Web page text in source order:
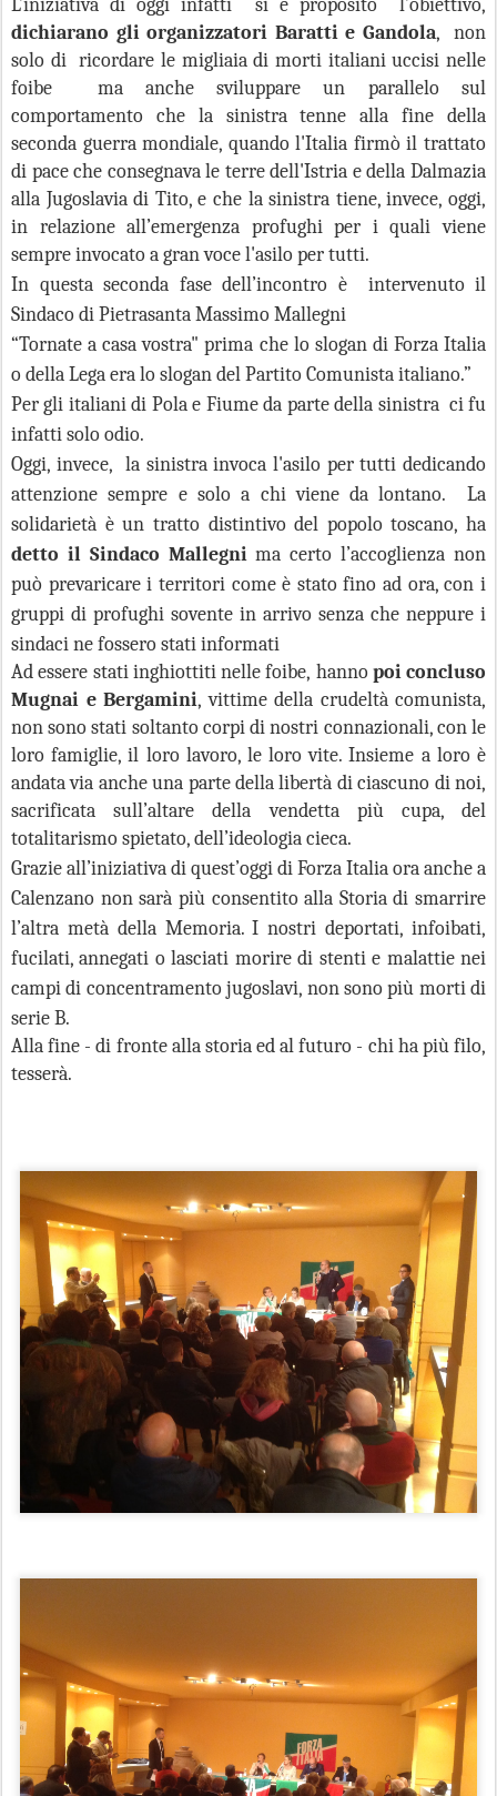
L’iniziativa di oggi infatti si è proposito l’obiettivo,
dichiarano gli organizzatori Baratti e Gandola, non
solo di ricordare le migliaia di morti italiani uccisi nelle
foibe ma anche sviluppare un parallelo sul
comportamento che la sinistra tenne alla fine della
seconda guerra mondiale, quando l'Italia firmò il trattato
di pace che consegnava le terre dell'Istria e della Dalmazia
alla Jugoslavia di Tito, e che la sinistra tiene, invece, oggi,
in relazione all’emergenza profughi per i quali viene
sempre invocato a gran voce l'asilo per tutti.
In questa seconda fase dell’incontro è intervenuto il
Sindaco di Pietrasanta Massimo Mallegni
“Tornate a casa vostra" prima che lo slogan di Forza Italia
o della Lega era lo slogan del Partito Comunista italiano.”
Per gli italiani di Pola e Fiume da parte della sinistra ci fu
infatti solo odio.
Oggi, invece, la sinistra invoca l'asilo per tutti dedicando
attenzione sempre e solo a chi viene da lontano. La
solidarietà è un tratto distintivo del popolo toscano, ha
detto il Sindaco Mallegnima certo l’accoglienza non
può prevaricare i territori come è stato fino ad ora, con i
gruppi di profughi sovente in arrivo senza che neppure i
sindaci ne fossero stati informati
Ad essere stati inghiottiti nelle foibe, hannopoi concluso
Mugnai e Bergamini, vittime della crudeltà comunista,
non sono stati soltanto corpi di nostri connazionali, con le
loro famiglie, il loro lavoro, le loro vite. Insieme a loro è
andata via anche una parte della libertà di ciascuno di noi,
sacrificata sull’altare della vendetta più cupa, del
totalitarismo spietato, dell’ideologia cieca.
Grazie all’iniziativa di quest’oggi di Forza Italia ora anche a
Calenzano non sarà più consentito alla Storia di smarrire
l’altra metà della Memoria. I nostri deportati, infoibati,
fucilati, annegati o lasciati morire di stenti e malattie nei
campi di concentramento jugoslavi, non sono più morti di
serie B.
Alla fine - di fronte alla storia ed al futuro - chi ha più filo,
tesserà.